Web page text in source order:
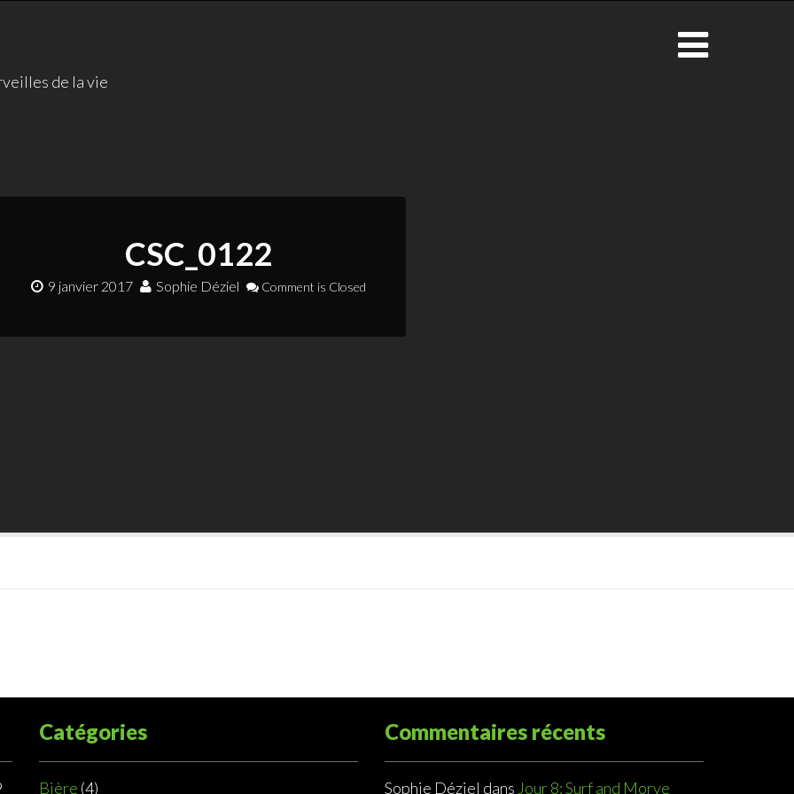
de la vie
CSC_0122
9 janvier 2017 Sophie Déziel Comment is Closed
Catégories
Bière (4)
Commentaires récents
Sophie Déziel dans Jour 8: Surf and Morve